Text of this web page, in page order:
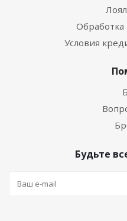
Обработка
Условия
Будьте